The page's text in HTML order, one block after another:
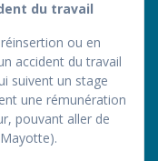
du travail
ou en
accident du travail
suivent un stage
une rémunération
pouvant aller de